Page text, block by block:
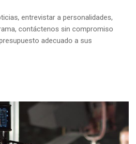
entrevistar a personalidades,
contáctenos sin compromiso
adecuado a sus